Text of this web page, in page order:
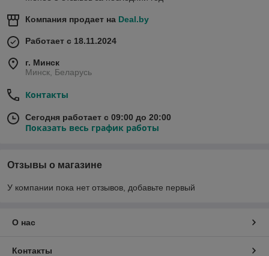
Компания продает на Deal.by
Работает с 18.11.2024
г. Минск
Минск, Беларусь
Контакты
Сегодня работает с 09:00 до 20:00
Показать весь график работы
Отзывы о магазине
У компании пока нет отзывов, добавьте первый
О нас
Контакты